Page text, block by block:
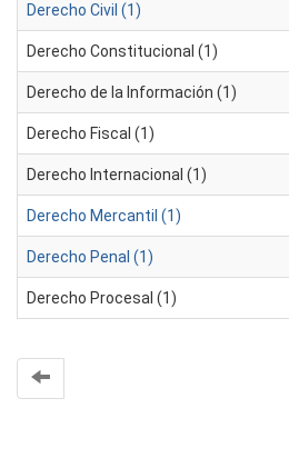
Derecho Civil (1)
Derecho Constitucional (1)
Derecho de la Información (1)
Derecho Fiscal (1)
Derecho Internacional (1)
Derecho Mercantil (1)
Derecho Penal (1)
Derecho Procesal (1)